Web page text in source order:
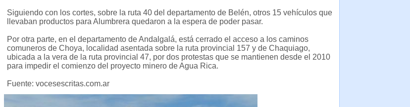
Siguiendo con los cortes, sobre la ruta 40 del departamento de Belén, otros 15 vehículos que
llevaban productos para Alumbrera quedaron a la espera de poder pasar.
Por otra parte, en el departamento de Andalgalá, está cerrado el acceso a los caminos
comuneros de Choya, localidad asentada sobre la ruta provincial 157 y de Chaquiago,
ubicada a la vera de la ruta provincial 47, por dos protestas que se mantienen desde el 2010
para impedir el comienzo del proyecto minero de Agua Rica.
Fuente: vocesescritas.com.ar